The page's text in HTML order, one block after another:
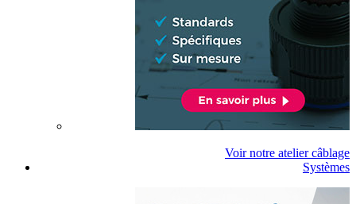
Voir notre atelier câblage
Systèmes